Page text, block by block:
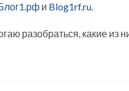
и Blog1rf.ru.
разобраться, какие из